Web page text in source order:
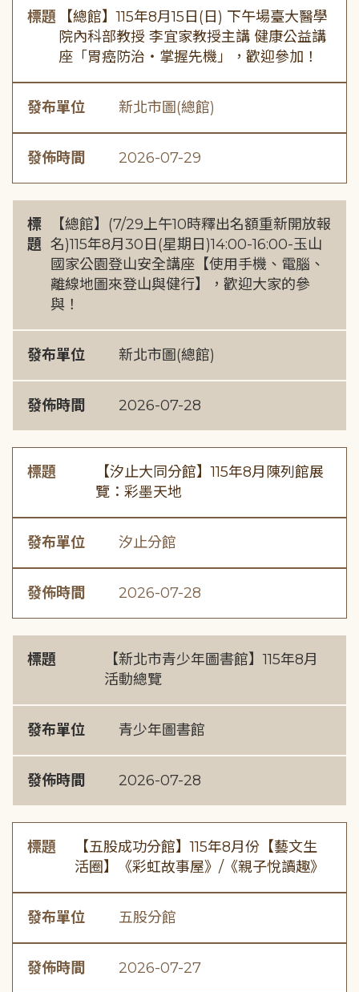
標題
【總館】115年8月15日(日) 下午場臺大醫學
院內科部教授 李宜家教授主講 健康公益講
座「胃癌防治・掌握先機」，歡迎參加！
發布單位 新北市圖(總館)
發佈時間 2026-07-29
標
題
【總館】(7/29上午10時釋出名額重新開放報
名)115年8月30日(星期日)14:00-16:00-玉山
國家公園登山安全講座【使用手機、電腦、
離線地圖來登山與健行】，歡迎大家的參
與！
發布單位 新北市圖(總館)
發佈時間 2026-07-28
標題
【汐止大同分館】115年8月陳列館展
覽：彩墨天地
發布單位 汐止分館
發佈時間 2026-07-28
標題
【新北市青少年圖書館】115年8月
活動總覽
發布單位 青少年圖書館
發佈時間 2026-07-28
標題
【五股成功分館】115年8月份【藝文生
活圈】《彩虹故事屋》/《親子悅讀趣》
發布單位 五股分館
發佈時間 2026-07-27